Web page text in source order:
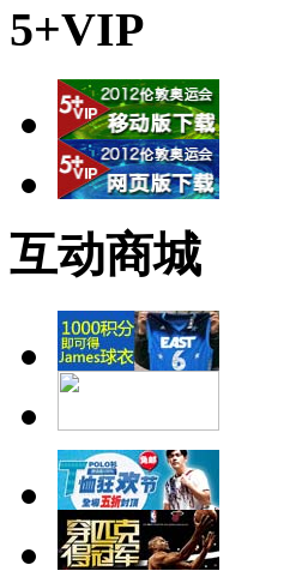
5+VIP
互动商城